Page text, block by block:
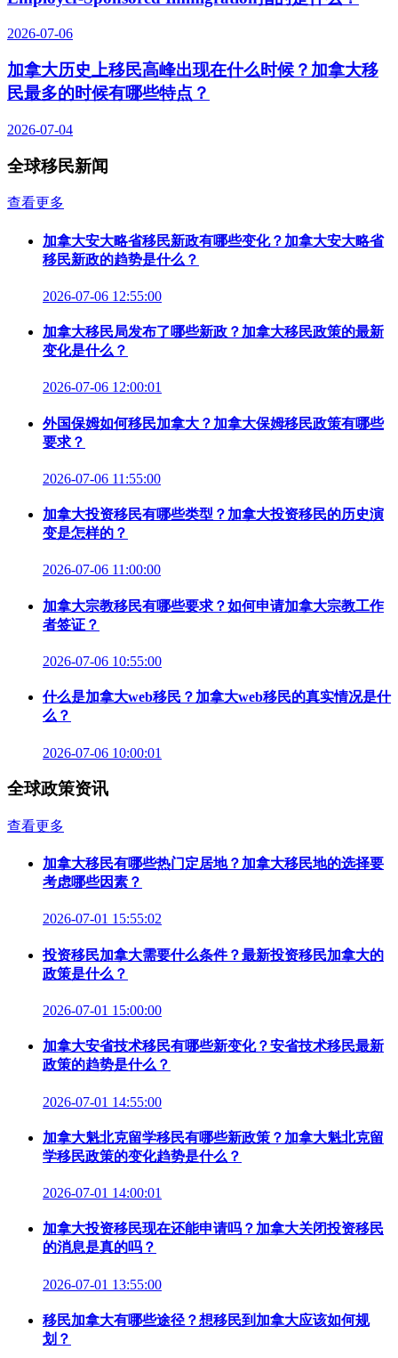
2026-07-06
加拿大历史上移民高峰出现在什么时候？加拿大移
民最多的时候有哪些特点？
2026-07-04
全球移民新闻
查看更多
加拿大安大略省移民新政有哪些变化？加拿大安大略省
移民新政的趋势是什么？
2026-07-06 12:55:00
加拿大移民局发布了哪些新政？加拿大移民政策的最新
变化是什么？
2026-07-06 12:00:01
外国保姆如何移民加拿大？加拿大保姆移民政策有哪些
要求？
2026-07-06 11:55:00
加拿大投资移民有哪些类型？加拿大投资移民的历史演
变是怎样的？
2026-07-06 11:00:00
加拿大宗教移民有哪些要求？如何申请加拿大宗教工作
者签证？
2026-07-06 10:55:00
什么是加拿大web移民？加拿大web移民的真实情况是什
么？
2026-07-06 10:00:01
全球政策资讯
查看更多
加拿大移民有哪些热门定居地？加拿大移民地的选择要
考虑哪些因素？
2026-07-01 15:55:02
投资移民加拿大需要什么条件？最新投资移民加拿大的
政策是什么？
2026-07-01 15:00:00
加拿大安省技术移民有哪些新变化？安省技术移民最新
政策的趋势是什么？
2026-07-01 14:55:00
加拿大魁北克留学移民有哪些新政策？加拿大魁北克留
学移民政策的变化趋势是什么？
2026-07-01 14:00:01
加拿大投资移民现在还能申请吗？加拿大关闭投资移民
的消息是真的吗？
2026-07-01 13:55:00
移民加拿大有哪些途径？想移民到加拿大应该如何规
划？